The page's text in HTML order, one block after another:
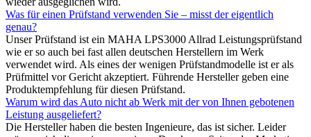
Was für einen Prüfstand verwenden Sie – misst der eigentlich
genau?
Unser Prüfstand ist ein MAHA LPS3000 Allrad Leistungsprüfstand
wie er so auch bei fast allen deutschen Herstellern im Werk
verwendet wird. Als eines der wenigen Prüfstandmodelle ist er als
Prüfmittel vor Gericht akzeptiert. Führende Hersteller geben eine
Produktempfehlung für diesen Prüfstand.
Warum wird das Auto nicht ab Werk mit der von Ihnen gebotenen
Leistung ausgeliefert?
Die Hersteller haben die besten Ingenieure, das ist sicher. Leider